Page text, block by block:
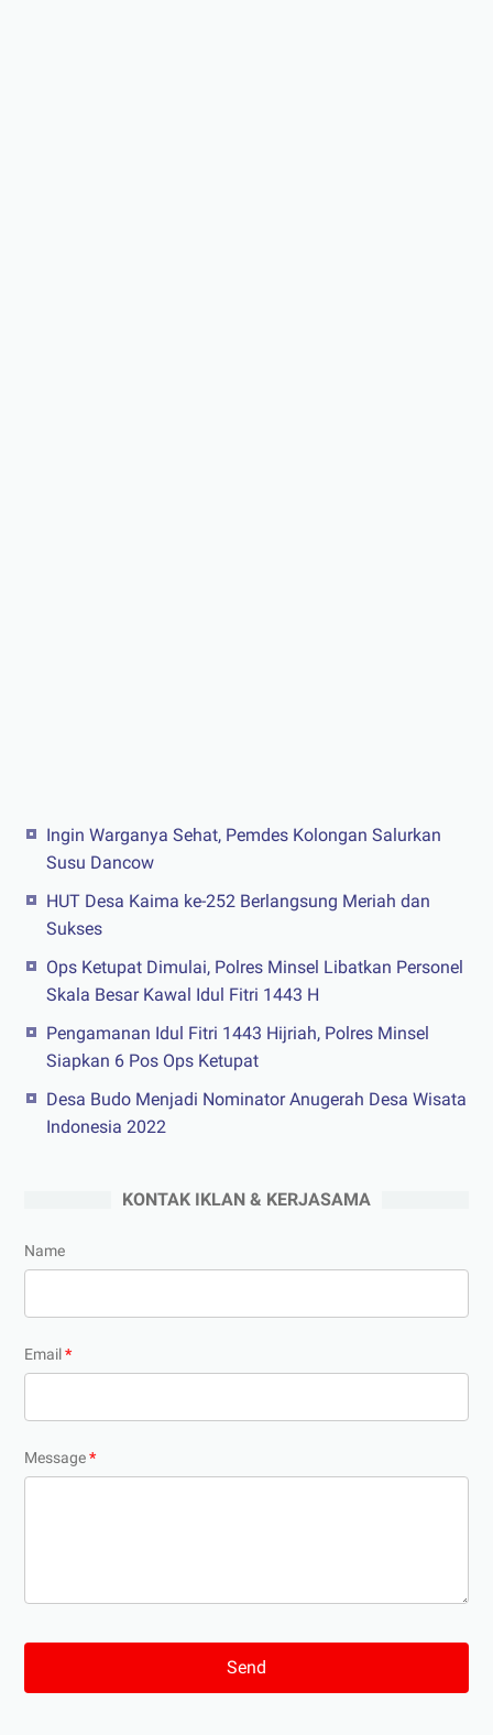
Ingin Warganya Sehat, Pemdes Kolongan Salurkan
Susu Dancow
HUT Desa Kaima ke-252 Berlangsung Meriah dan
Sukses
Ops Ketupat Dimulai, Polres Minsel Libatkan Personel
Skala Besar Kawal Idul Fitri 1443 H
Pengamanan Idul Fitri 1443 Hijriah, Polres Minsel
Siapkan 6 Pos Ops Ketupat
Desa Budo Menjadi Nominator Anugerah Desa Wisata
Indonesia 2022
KONTAK IKLAN & KERJASAMA
Name
Email*
Message*